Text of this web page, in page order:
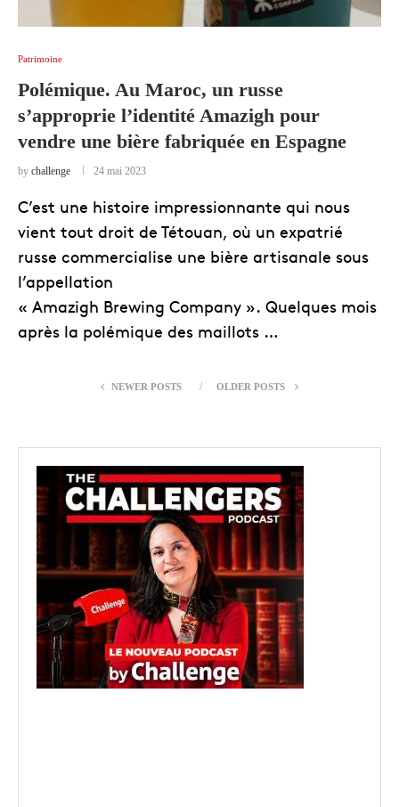
Patrimoine
Polémique. Au Maroc, un russe
s’approprie l’identité Amazigh pour
vendre une bière fabriquée en Espagne
by challenge 24 mai 2023
C’est une histoire impressionnante qui nous
vient tout droit de Tétouan, où un expatrié
russe commercialise une bière artisanale sous
l’appellation
« Amazigh Brewing Company ». Quelques mois
après la polémique des maillots …
NEWER POSTS OLDER POSTS